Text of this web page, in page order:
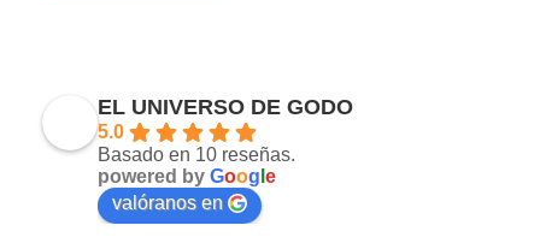
EL UNIVERSO DE GODO
5.0
Basado en 10 reseñas.
powered by Goog e
valóranos en